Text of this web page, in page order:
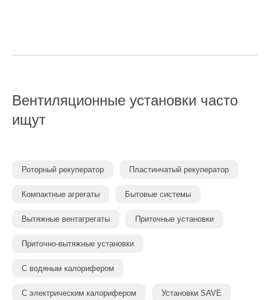
Вентиляционные установки часто
ищут
Роторный рекуператор Пластинчатый рекуператор
Компактные агрегаты Бытовые системы
Вытяжные вентагрегаты Приточные установки
Приточно-вытяжные установки
С водяным калорифером
С электрическим калорифером Установки SAVE